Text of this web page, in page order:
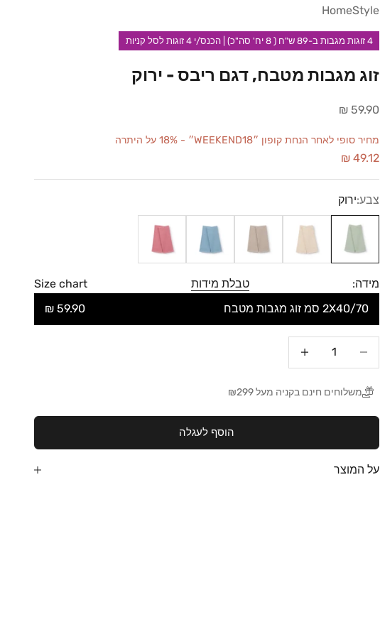
HomeStyle
4 זוגות מגבות ב-89 ש"ח ( 8 יח' סה"כ) | הכנס/י 4 זוגות לסל קניות
זוג מגבות מטבח, דגם ריבס - ירוק
מחיר מבצע
59.90 ₪
מחיר סופי לאחר הנחת קופון ״WEEKEND18״ - 18% על היתרה
49.12 ₪
צבע:ירוק
ירוק
קרם קפה כחול קורל
מידה: טבלת מידות
Size chart
2X40/70 סמ זוג מגבות מטבח
59.90 ₪
הקטנת הכמות
משלוחים חינם בקניה מעל ₪299
הוסף לעגלה
על המוצר